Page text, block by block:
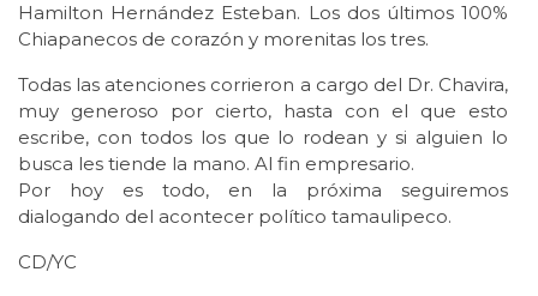
Hamilton Hernández Esteban. Los dos últimos 100%
Chiapanecos de corazón y morenitas los tres.
Todas las atenciones corrieron a cargo del Dr. Chavira,
muy generoso por cierto, hasta con el que esto
escribe, con todos los que lo rodean y si alguien lo
busca les tiende la mano. Al fin empresario.
Por hoy es todo, en la próxima seguiremos
dialogando del acontecer político tamaulipeco.
CD/YC